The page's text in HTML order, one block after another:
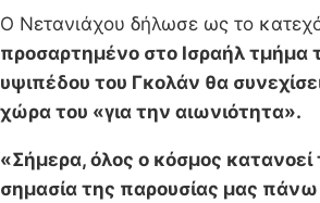
Ο Νετανιάχου δήλωσε ως το
προσαρτημένο στο Ισραήλ τμήμα
υψιπέδου του Γκολάν θα
χώρα του «για την αιωνιότητα».
«Σήμερα, όλος ο κόσμος
σημασία της παρουσίας μας πάνω